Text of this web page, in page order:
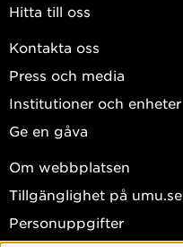
Hitta till oss
Kontakta oss
Press och media
Institutioner och enheter
Ge en gåva
Om webbplatsen
Tillgänglighet på umu.se
Personuppgifter